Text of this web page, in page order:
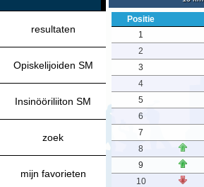
resultaten
Opiskelijoiden SM
Insinööriliiton SM
zoek
mijn favorieten
Positie
1
2
3
4
5
6
7
8
9
10